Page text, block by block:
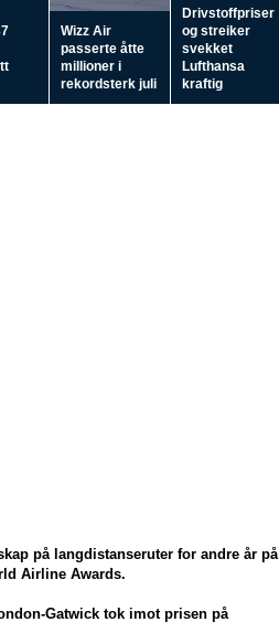
Wizz Air
passerte åtte
millioner i
rekordsterk juli
Drivstoffpriser
og streiker
svekket
Lufthansa
kraftig
på langdistanseruter for andre år på
Airline Awards.
Gatwick tok imot prisen på